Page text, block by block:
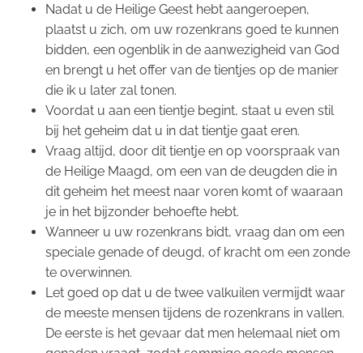
Nadat u de Heilige Geest hebt aangeroepen,
plaatst u zich, om uw rozenkrans goed te kunnen
bidden, een ogenblik in de aanwezigheid van God
en brengt u het offer van de tientjes op de manier
die ik u later zal tonen.
Voordat u aan een tientje begint, staat u even stil
bij het geheim dat u in dat tientje gaat eren.
Vraag altijd, door dit tientje en op voorspraak van
de Heilige Maagd, om een van de deugden die in
dit geheim het meest naar voren komt of waaraan
je in het bijzonder behoefte hebt.
Wanneer u uw rozenkrans bidt, vraag dan om een
speciale genade of deugd, of kracht om een zonde
te overwinnen.
Let goed op dat u de twee valkuilen vermijdt waar
de meeste mensen tijdens de rozenkrans in vallen.
De eerste is het gevaar dat men helemaal niet om